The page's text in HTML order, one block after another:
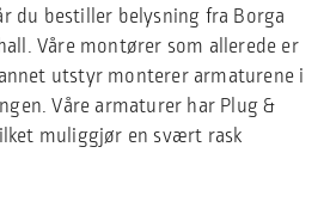
du bestiller belysning fra Borga
Våre montører som allerede er
utstyr monterer armaturene i
Våre armaturer har Plug &
muliggjør en svært rask